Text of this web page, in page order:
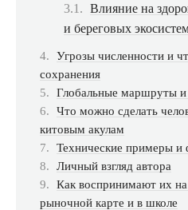
Влияние на
и береговых
Угрозы численности и
сохранения
Глобальные маршруты и
Что можно сделать
китовым акулам
Технические примеры и
Личный взгляд автора
Как воспринимают их на
рыночной карте и в школе